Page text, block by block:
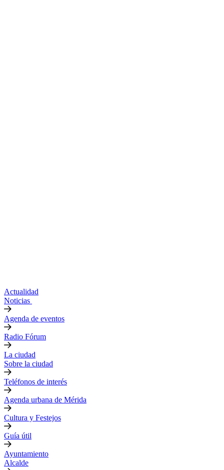
Actualidad
Noticias
Agenda de eventos
Radio Fórum
La ciudad
Sobre la ciudad
Teléfonos de interés
Agenda urbana de Mérida
Cultura y Festejos
Guía útil
Ayuntamiento
Alcalde